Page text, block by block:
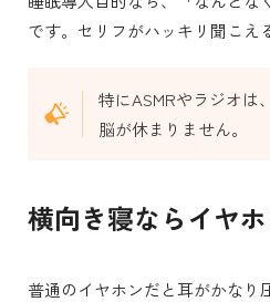
です。セリフがハッキリ聞こえ
特にASMRやラジオは
脳が休まりません。
横向き寝ならイヤ
普通のイヤホンだと耳がかなり